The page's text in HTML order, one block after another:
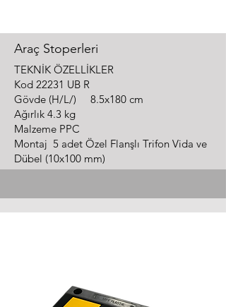
Araç Stoperleri
TEKNİK ÖZELLİKLER
Kod 22231 UB R
Gövde (H/L/) 8.5x180 cm
Ağırlık 4.3 kg
Malzeme PPC
Montaj 5 adet Özel Flanşlı Trifon Vida ve
Dübel (10x100 mm)